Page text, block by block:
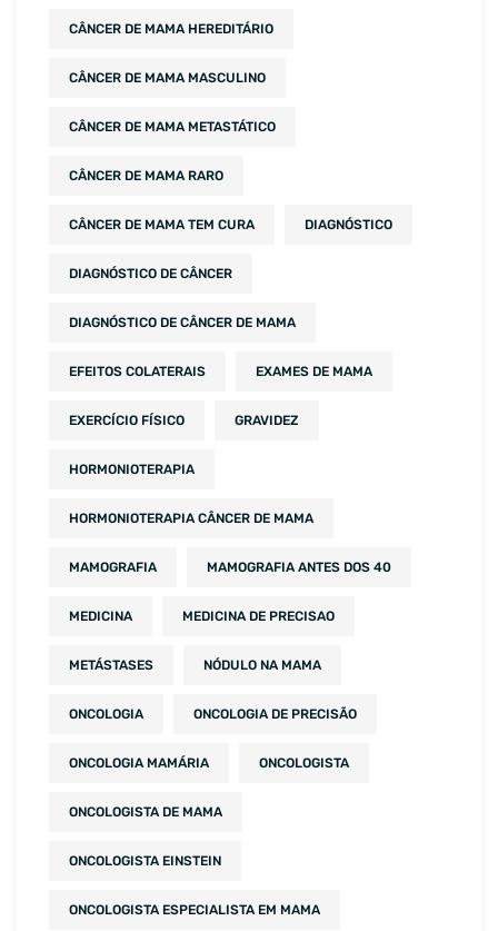
CÂNCER DE MAMA HEREDITÁRIO
CÂNCER DE MAMA MASCULINO
CÂNCER DE MAMA METASTÁTICO
CÂNCER DE MAMA RARO
CÂNCER DE MAMA TEM CURA DIAGNÓSTICO
DIAGNÓSTICO DE CÂNCER
DIAGNÓSTICO DE CÂNCER DE MAMA
EFEITOS COLATERAIS EXAMES DE MAMA
EXERCÍCIO FÍSICO GRAVIDEZ
HORMONIOTERAPIA
HORMONIOTERAPIA CÂNCER DE MAMA
MAMOGRAFIA MAMOGRAFIA ANTES DOS 40
MEDICINA MEDICINA DE PRECISAO
METÁSTASES NÓDULO NA MAMA
ONCOLOGIA ONCOLOGIA DE PRECISÃO
ONCOLOGIA MAMÁRIA ONCOLOGISTA
ONCOLOGISTA DE MAMA
ONCOLOGISTA EINSTEIN
ONCOLOGISTA ESPECIALISTA EM MAMA